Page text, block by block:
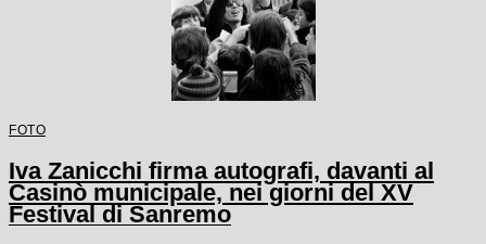
FOTO
Iva Zanicchi firma autografi, davanti al
Casinò municipale, nei giorni del XV
Festival di Sanremo